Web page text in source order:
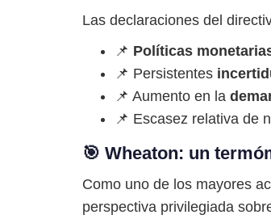
Las declaraciones del
📌 Políticas
📌 Persistentes
📌 Aumento en la
📌 Escasez relativa de
🎯 Wheaton: un
Como uno de los mayores
perspectiva privilegiada